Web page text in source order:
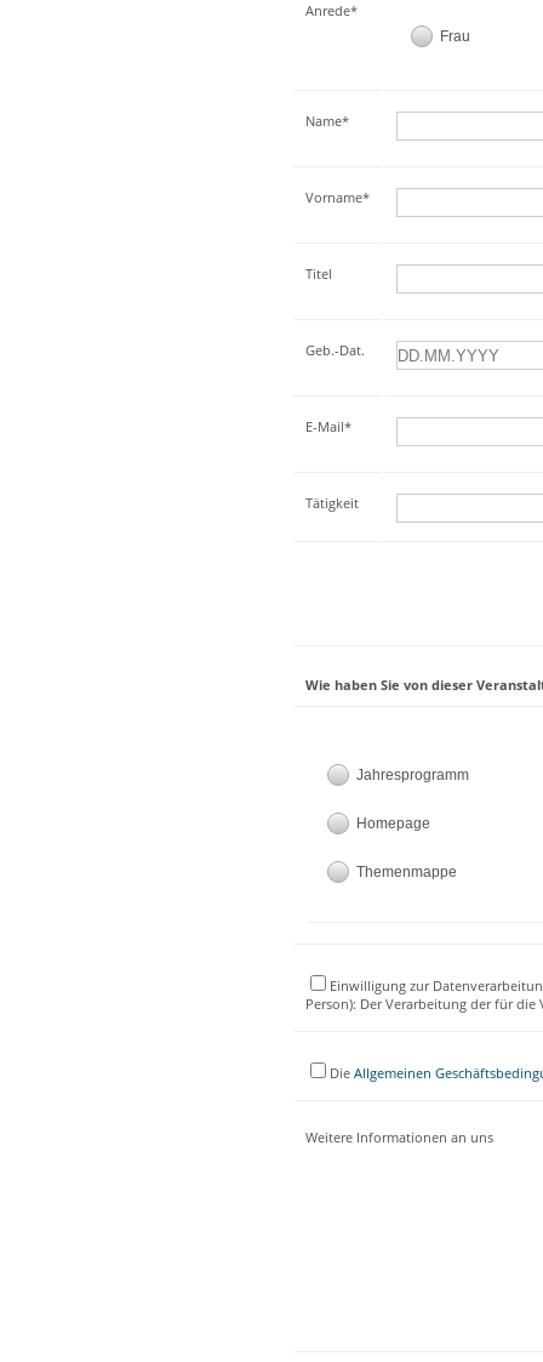
Anrede*
Frau
Name*
Vorname*
Titel
Geb.-Dat.
E-Mail*
Tätigkeit
Wie haben Sie von dieser
Jahresprogramm
Homepage
Themenmappe
Einwilligung zur
Person): Der Verarbeitung der für
Die Allgemeinen
Weitere Informationen an uns